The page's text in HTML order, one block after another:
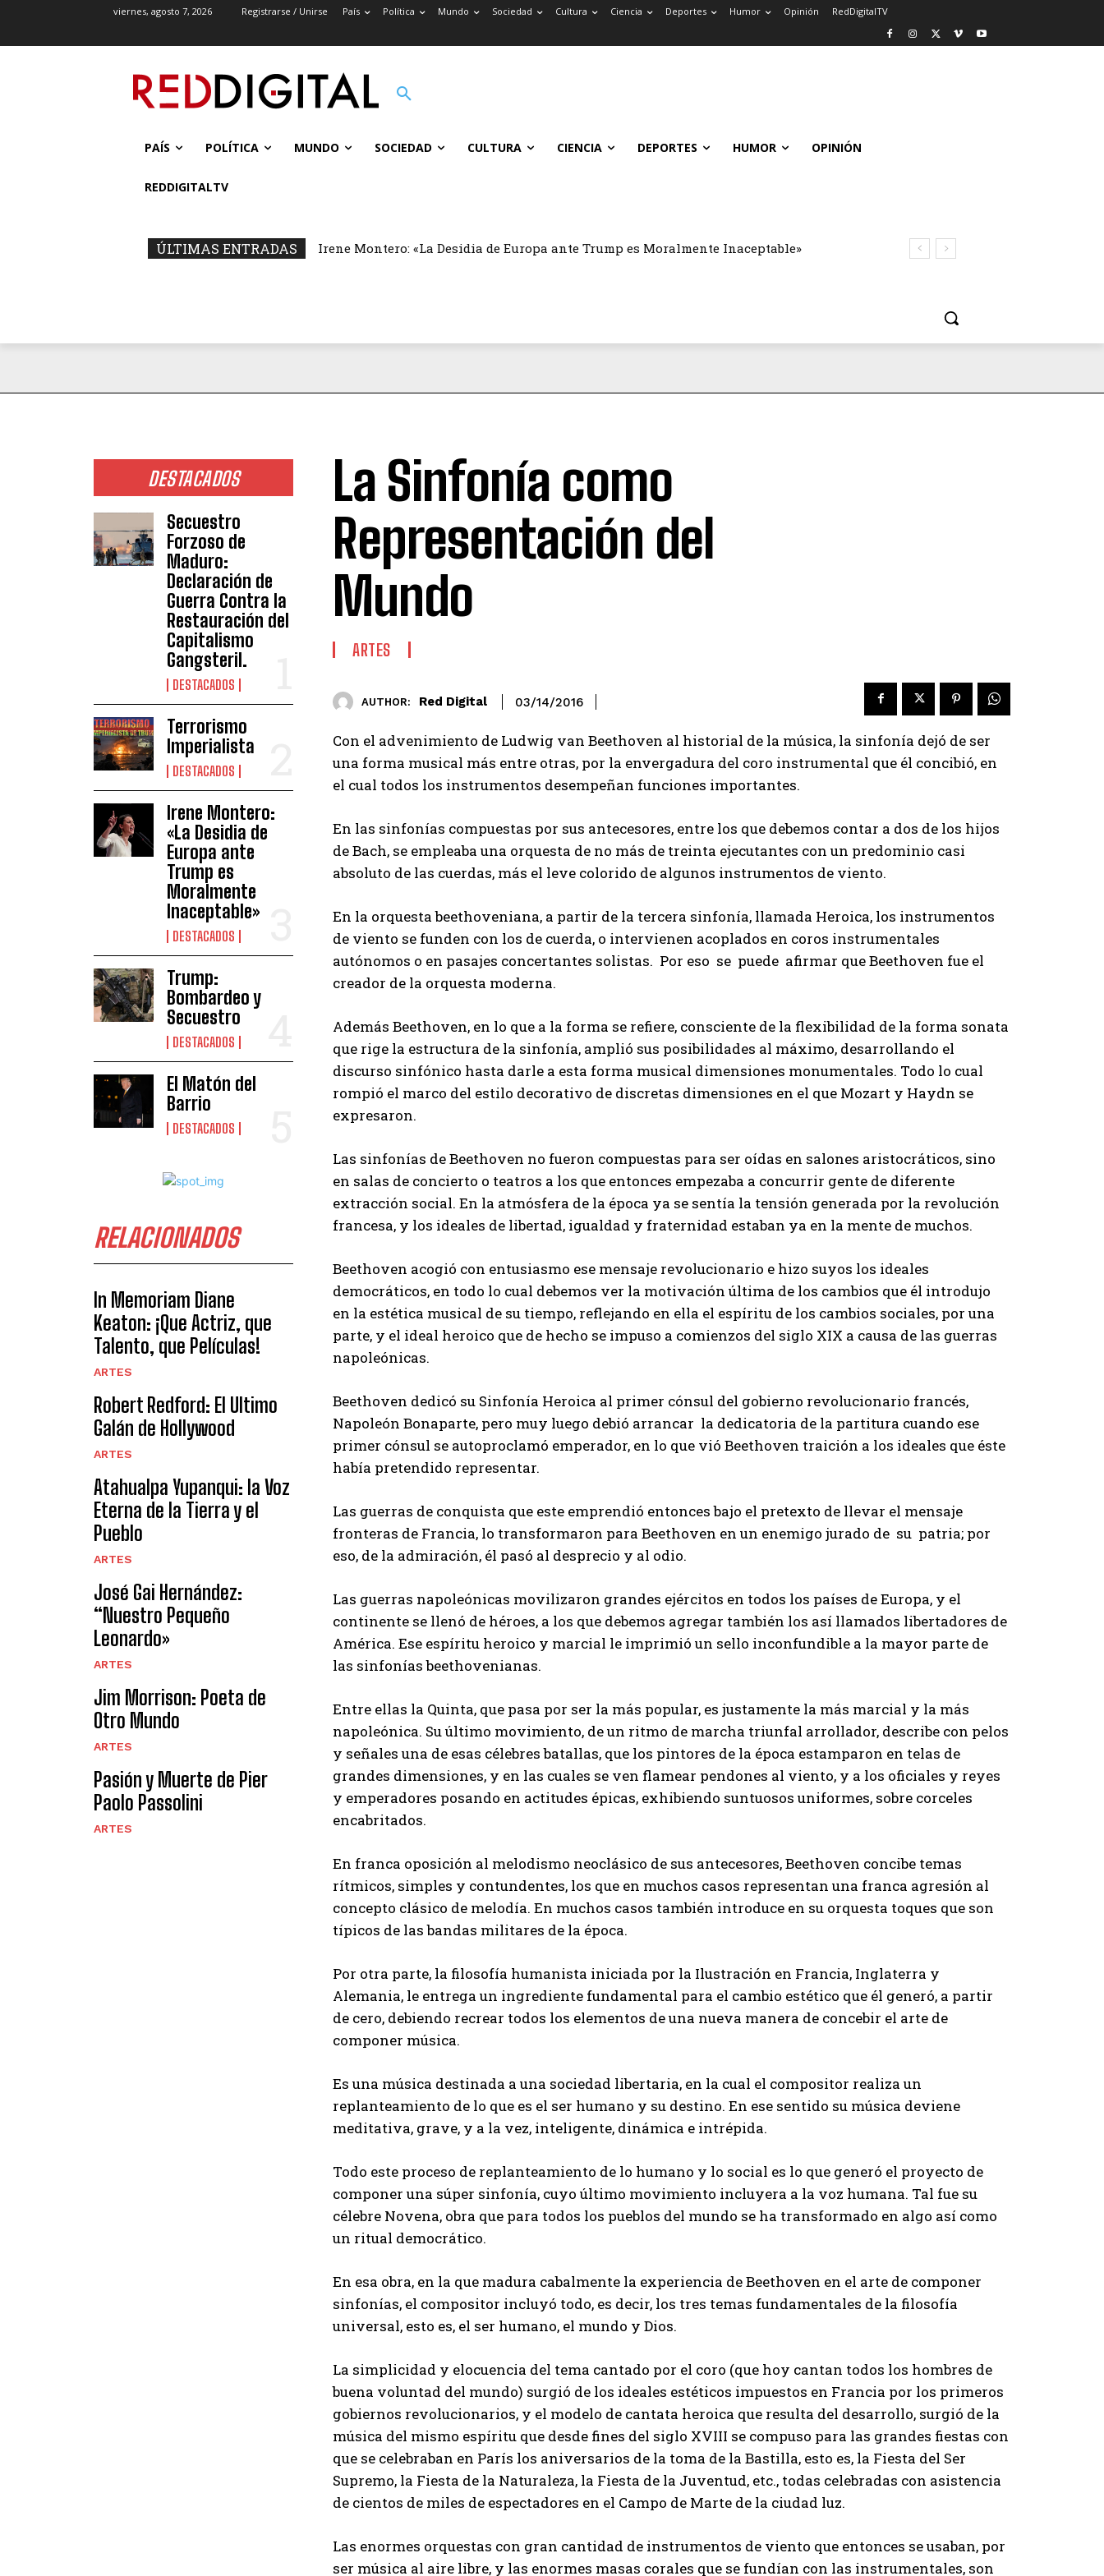
viernes, agosto 7, 2026 Registrarse / Unirse País Política Mundo Sociedad Cultura Ciencia Deportes Humor Opinión RedDigitalTV
PAÍS POLÍTICA MUNDO SOCIEDAD CULTURA CIENCIA DEPORTES HUMOR OPINIÓN
REDDIGITALTV
ÚLTIMAS ENTRADAS Irene Montero: «La Desidia de Europa ante Trump es Moralmente Inaceptable»
DESTACADOS
Secuestro
Forzoso de
Maduro:
Declaración de
Guerra Contra la
Restauración del
Capitalismo
Gangsteril.
DESTACADOS
Terrorismo
Imperialista
DESTACADOS
Irene Montero:
«La Desidia de
Europa ante
Trump es
Moralmente
Inaceptable»
DESTACADOS
Trump:
Bombardeo y
Secuestro
DESTACADOS
El Matón del
Barrio
DESTACADOS
RELACIONADOS
In Memoriam Diane
Keaton: ¡Que Actriz, que
Talento, que Películas!
ARTES
Robert Redford: El Ultimo
Galán de Hollywood
ARTES
Atahualpa Yupanqui: la Voz
Eterna de la Tierra y el
Pueblo
ARTES
José Gai Hernández:
“Nuestro Pequeño
Leonardo»
ARTES
Jim Morrison: Poeta de
Otro Mundo
ARTES
Pasión y Muerte de Pier
Paolo Passolini
ARTES
La Sinfonía como
Representación del
Mundo
ARTES
AUTHOR: Red Digital 03/14/2016
Con el advenimiento de Ludwig van Beethoven al historial de la música, la sinfonía dejó de ser
una forma musical más entre otras, por la envergadura del coro instrumental que él concibió, en
el cual todos los instrumentos desempeñan funciones importantes.
En las sinfonías compuestas por sus antecesores, entre los que debemos contar a dos de los hijos
de Bach, se empleaba una orquesta de no más de treinta ejecutantes con un predominio casi
absoluto de las cuerdas, más el leve colorido de algunos instrumentos de viento.
En la orquesta beethoveniana, a partir de la tercera sinfonía, llamada Heroica, los instrumentos
de viento se funden con los de cuerda, o intervienen acoplados en coros instrumentales
autónomos o en pasajes concertantes solistas. Por eso se puede afirmar que Beethoven fue el
creador de la orquesta moderna.
Además Beethoven, en lo que a la forma se refiere, consciente de la flexibilidad de la forma sonata
que rige la estructura de la sinfonía, amplió sus posibilidades al máximo, desarrollando el
discurso sinfónico hasta darle a esta forma musical dimensiones monumentales. Todo lo cual
rompió el marco del estilo decorativo de discretas dimensiones en el que Mozart y Haydn se
expresaron.
Las sinfonías de Beethoven no fueron compuestas para ser oídas en salones aristocráticos, sino
en salas de concierto o teatros a los que entonces empezaba a concurrir gente de diferente
extracción social. En la atmósfera de la época ya se sentía la tensión generada por la revolución
francesa, y los ideales de libertad, igualdad y fraternidad estaban ya en la mente de muchos.
Beethoven acogió con entusiasmo ese mensaje revolucionario e hizo suyos los ideales
democráticos, en todo lo cual debemos ver la motivación última de los cambios que él introdujo
en la estética musical de su tiempo, reflejando en ella el espíritu de los cambios sociales, por una
parte, y el ideal heroico que de hecho se impuso a comienzos del siglo XIX a causa de las guerras
napoleónicas.
Beethoven dedicó su Sinfonía Heroica al primer cónsul del gobierno revolucionario francés,
Napoleón Bonaparte, pero muy luego debió arrancar la dedicatoria de la partitura cuando ese
primer cónsul se autoproclamó emperador, en lo que vió Beethoven traición a los ideales que éste
había pretendido representar.
Las guerras de conquista que este emprendió entonces bajo el pretexto de llevar el mensaje
fronteras de Francia, lo transformaron para Beethoven en un enemigo jurado de su patria; por
eso, de la admiración, él pasó al desprecio y al odio.
Las guerras napoleónicas movilizaron grandes ejércitos en todos los países de Europa, y el
continente se llenó de héroes, a los que debemos agregar también los así llamados libertadores de
América. Ese espíritu heroico y marcial le imprimió un sello inconfundible a la mayor parte de
las sinfonías beethovenianas.
Entre ellas la Quinta, que pasa por ser la más popular, es justamente la más marcial y la más
napoleónica. Su último movimiento, de un ritmo de marcha triunfal arrollador, describe con pelos
y señales una de esas célebres batallas, que los pintores de la época estamparon en telas de
grandes dimensiones, y en las cuales se ven flamear pendones al viento, y a los oficiales y reyes
y emperadores posando en actitudes épicas, exhibiendo suntuosos uniformes, sobre corceles
encabritados.
En franca oposición al melodismo neoclásico de sus antecesores, Beethoven concibe temas
rítmicos, simples y contundentes, los que en muchos casos representan una franca agresión al
concepto clásico de melodía. En muchos casos también introduce en su orquesta toques que son
típicos de las bandas militares de la época.
Por otra parte, la filosofía humanista iniciada por la Ilustración en Francia, Inglaterra y
Alemania, le entrega un ingrediente fundamental para el cambio estético que él generó, a partir
de cero, debiendo recrear todos los elementos de una nueva manera de concebir el arte de
componer música.
Es una música destinada a una sociedad libertaria, en la cual el compositor realiza un
replanteamiento de lo que es el ser humano y su destino. En ese sentido su música deviene
meditativa, grave, y a la vez, inteligente, dinámica e intrépida.
Todo este proceso de replanteamiento de lo humano y lo social es lo que generó el proyecto de
componer una súper sinfonía, cuyo último movimiento incluyera a la voz humana. Tal fue su
célebre Novena, obra que para todos los pueblos del mundo se ha transformado en algo así como
un ritual democrático.
En esa obra, en la que madura cabalmente la experiencia de Beethoven en el arte de componer
sinfonías, el compositor incluyó todo, es decir, los tres temas fundamentales de la filosofía
universal, esto es, el ser humano, el mundo y Dios.
La simplicidad y elocuencia del tema cantado por el coro (que hoy cantan todos los hombres de
buena voluntad del mundo) surgió de los ideales estéticos impuestos en Francia por los primeros
gobiernos revolucionarios, y el modelo de cantata heroica que resulta del desarrollo, surgió de la
música del mismo espíritu que desde fines del siglo XVIII se compuso para las grandes fiestas con
que se celebraban en París los aniversarios de la toma de la Bastilla, esto es, la Fiesta del Ser
Supremo, la Fiesta de la Naturaleza, la Fiesta de la Juventud, etc., todas celebradas con asistencia
de cientos de miles de espectadores en el Campo de Marte de la ciudad luz.
Las enormes orquestas con gran cantidad de instrumentos de viento que entonces se usaban, por
ser música al aire libre, y las enormes masas corales que se fundían con las instrumentales, son